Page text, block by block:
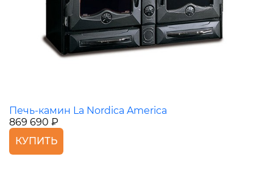
Печь-камин La Nordica America
869 690 ₽
КУПИТЬ